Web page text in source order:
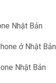
Nhật Bản
ở Nhật Bản
Nhật Bản